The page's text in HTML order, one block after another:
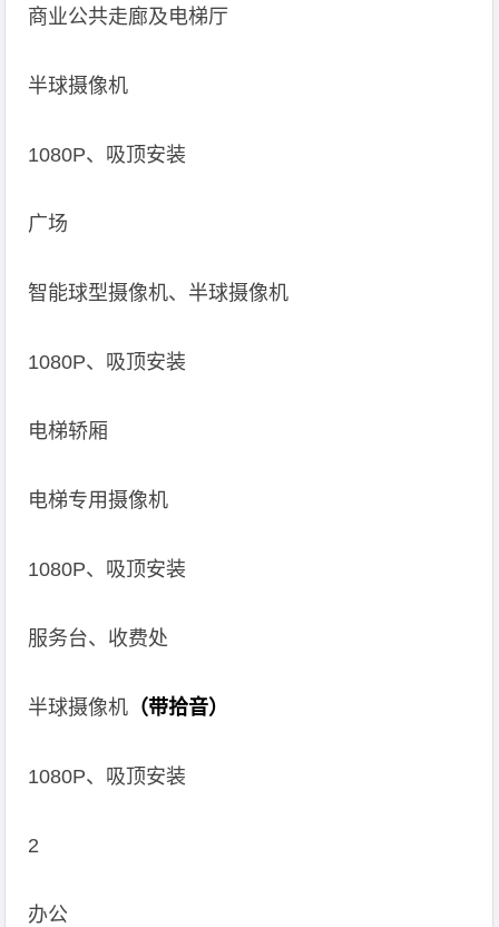
商业公共走廊及电梯厅
半球摄像机
1080P、吸顶安装
广场
智能球型摄像机、半球摄像机
1080P、吸顶安装
电梯轿厢
电梯专用摄像机
1080P、吸顶安装
服务台、收费处
半球摄像机 （带拾音）
1080P、吸顶安装
2
办公